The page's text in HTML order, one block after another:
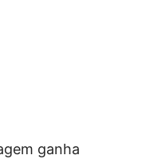
ganha